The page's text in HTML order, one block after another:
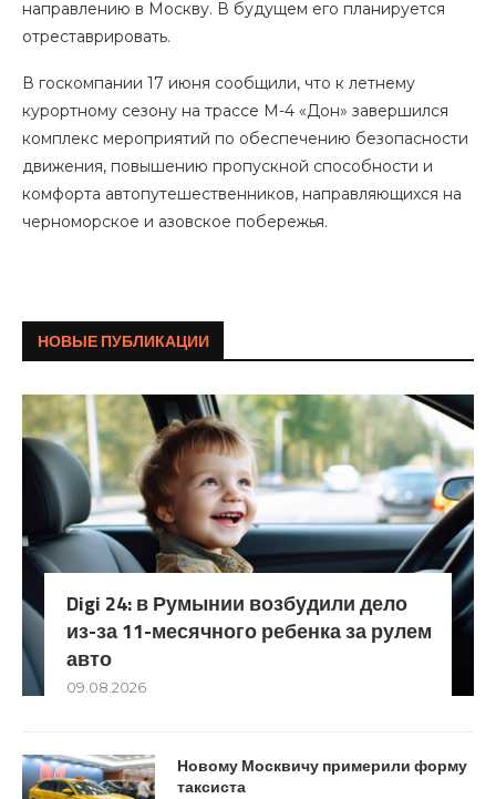
направлению в Москву. В будущем его планируется
отреставрировать.
В госкомпании 17 июня сообщили, что к летнему
курортному сезону на трассе М-4 «Дон» завершился
комплекс мероприятий по обеспечению безопасности
движения, повышению пропускной способности и
комфорта автопутешественников, направляющихся на
черноморское и азовское побережья.
НОВЫЕ ПУБЛИКАЦИИ
Digi 24: в Румынии возбудили дело
из-за 11-месячного ребенка за рулем
авто
09.08.2026
Новому Москвичу примерили форму
таксиста